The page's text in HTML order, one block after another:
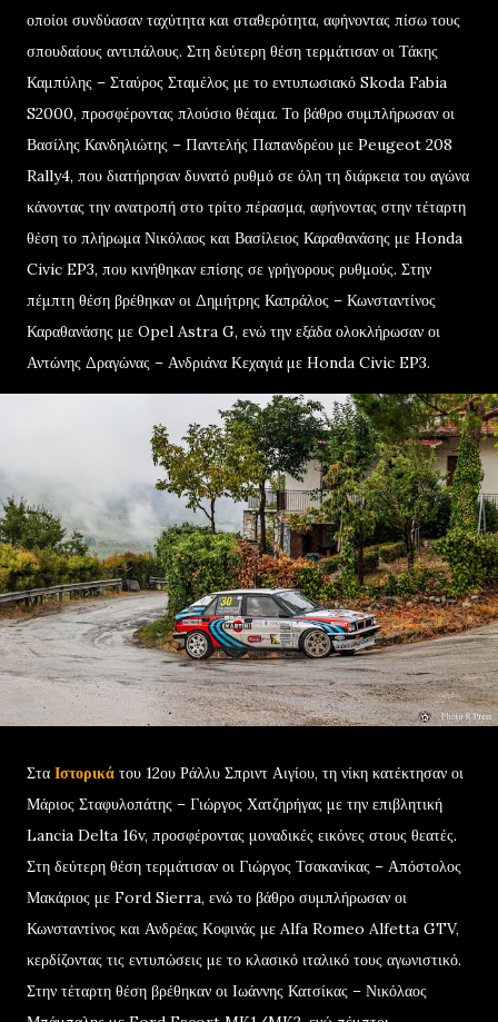
οποίοι συνδύασαν ταχύτητα και σταθερότητα, αφήνοντας πίσω τους
σπουδαίους αντιπάλους. Στη δεύτερη θέση τερμάτισαν οι Τάκης
Καμπύλης – Σταύρος Σταμέλος με το εντυπωσιακό Skoda Fabia
S2000, προσφέροντας πλούσιο θέαμα. Το βάθρο συμπλήρωσαν οι
Βασίλης Κανδηλιώτης – Παντελής Παπανδρέου με Peugeot 208
Rally4, που διατήρησαν δυνατό ρυθμό σε όλη τη διάρκεια του αγώνα
κάνοντας την ανατροπή στο τρίτο πέρασμα, αφήνοντας στην τέταρτη
θέση το πλήρωμα Νικόλαος και Βασίλειος Καραθανάσης με Honda
Civic EP3, που κινήθηκαν επίσης σε γρήγορους ρυθμούς. Στην
πέμπτη θέση βρέθηκαν οι Δημήτρης Καπράλος – Κωνσταντίνος
Καραθανάσης με Opel Astra G, ενώ την εξάδα ολοκλήρωσαν οι
Αντώνης Δραγώνας – Ανδριάνα Κεχαγιά με Honda Civic EP3.
Στα Ιστορικά του 12ου Ράλλυ Σπριντ Αιγίου, τη νίκη κατέκτησαν οι
Μάριος Σταφυλοπάτης – Γιώργος Χατζηρήγας με την επιβλητική
Lancia Delta 16v, προσφέροντας μοναδικές εικόνες στους θεατές.
Στη δεύτερη θέση τερμάτισαν οι Γιώργος Τσακανίκας – Απόστολος
Μακάριος με Ford Sierra, ενώ το βάθρο συμπλήρωσαν οι
Κωνσταντίνος και Ανδρέας Κοφινάς με Alfa Romeo Alfetta GTV,
κερδίζοντας τις εντυπώσεις με το κλασικό ιταλικό τους αγωνιστικό.
Στην τέταρτη θέση βρέθηκαν οι Ιωάννης Κατσίκας – Νικόλαος